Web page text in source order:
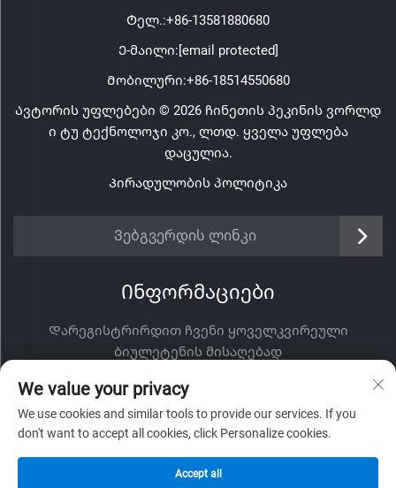
Ტელ.:+86-13581880680
Ე-მაილი:[email protected]
Მობილური:+86-18514550680
Ავტორის უფლებები © 2026 ჩინეთის პეკინის ვორლდ
ი ტუ ტექნოლოჯი კო., ლთდ. ყველა უფლება
დაცულია.
Პირადულობის პოლიტიკა
Ვებგვერდის ლინკი
Ინფორმაციები
Დარეგისტრირდით ჩვენი ყოველკვირეული
ბიულეტენის მისაღებად
We value your privacy
We use cookies and similar tools to provide our services. If you
don't want to accept all cookies, click Personalize cookies.
Accept all